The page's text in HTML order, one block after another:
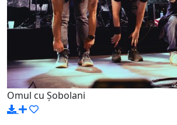
Omul cu Șobolani